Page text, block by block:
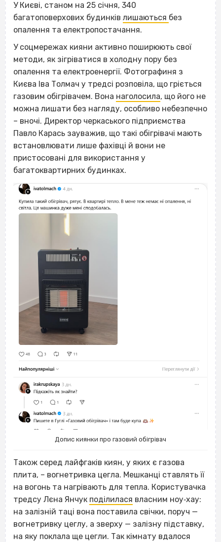
У Києві, станом на 25 січня, 340
багатоповерхових будинків лишаються без
опалення та електропостачання.
У соцмережах кияни активно поширюють свої
методи, як зігріватися в холодну пору без
опалення та електроенергії. Фотографиня з
Києва Іва Толмач у тредсі розповіла, що гріється
газовим обігрівачем. Вона наголосила, що його не
можна лишати без нагляду, особливо небезпечно
– вночі. Директор черкаського підприємства
Павло Карась зауважив, що такі обігрівачі мають
встановлювати лише фахівці й вони не
пристосовані для використання у
багатоквартирних будинках.
Допис киянки про газовий обігрівач
Також серед лайфгаків киян, у яких є газова
плита, – вогнетривка цегла. Мешканці ставлять її
на вогонь та нагрівають для тепла. Користувачка
тредсу Лєна Янчук поділилася власним ноу‐хау:
на залізній таці вона поставила свічки, поруч —
вогнетривку цеглу, а зверху — залізну підставку,
на яку поклала ще цегли. Так кімнату вдалося